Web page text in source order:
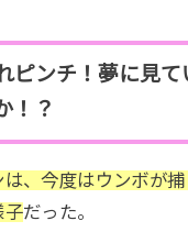
ピンチ！夢に見て
！？
、今度はウンボが
子だった。